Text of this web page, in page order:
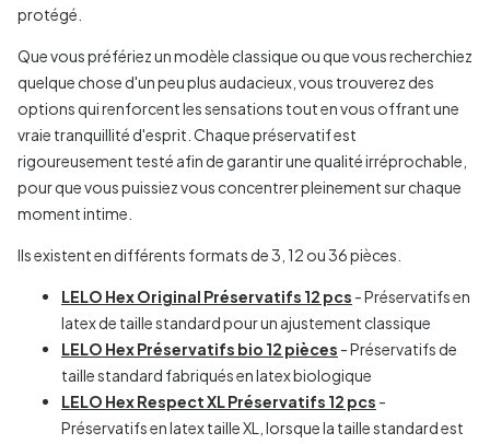
protégé.
Que vous préfériez un modèle classique ou que vous recherchiez
quelque chose d'un peu plus audacieux, vous trouverez des
options qui renforcent les sensations tout en vous offrant une
vraie tranquillité d'esprit. Chaque préservatif est
rigoureusement testé afin de garantir une qualité irréprochable,
pour que vous puissiez vous concentrer pleinement sur chaque
moment intime.
Ils existent en différents formats de 3, 12 ou 36 pièces.
LELO Hex Original Préservatifs 12 pcs - Préservatifs en
latex de taille standard pour un ajustement classique
LELO Hex Préservatifs bio 12 pièces - Préservatifs de
taille standard fabriqués en latex biologique
LELO Hex Respect XL Préservatifs 12 pcs -
Préservatifs en latex taille XL, lorsque la taille standard est